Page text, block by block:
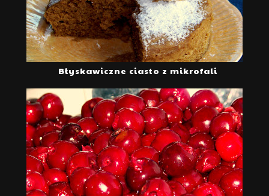
Błyskawiczne ciasto z mikrofali